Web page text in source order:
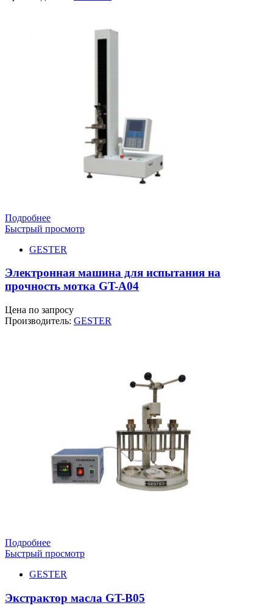
Подробнее
Быстрый просмотр
GESTER
Электронная машина для испытания на
прочность мотка GT-A04
Цена по запросу
Производитель: GESTER
Подробнее
Быстрый просмотр
GESTER
Экстрактор масла GT-B05